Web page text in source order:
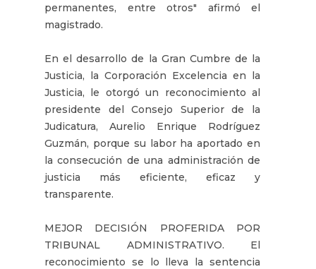
permanentes, entre otros" afirmó el
magistrado.
En el desarrollo de la Gran Cumbre de la
Justicia, la Corporación Excelencia en la
Justicia, le otorgó un reconocimiento al
presidente del Consejo Superior de la
Judicatura, Aurelio Enrique Rodríguez
Guzmán, porque su labor ha aportado en
la consecución de una administración de
justicia más eficiente, eficaz y
transparente.
MEJOR DECISIÓN PROFERIDA POR
TRIBUNAL ADMINISTRATIVO. El
reconocimiento se lo lleva la sentencia